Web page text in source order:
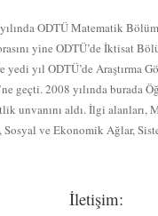
ODTÜ Matematik
yine ODTÜ’de İktisat
yıl ODTÜ’de Araştırma
geçti. 2008 yılında burada
unvanını aldı. İlgi
ve Ekonomik Ağlar,
İletişim: